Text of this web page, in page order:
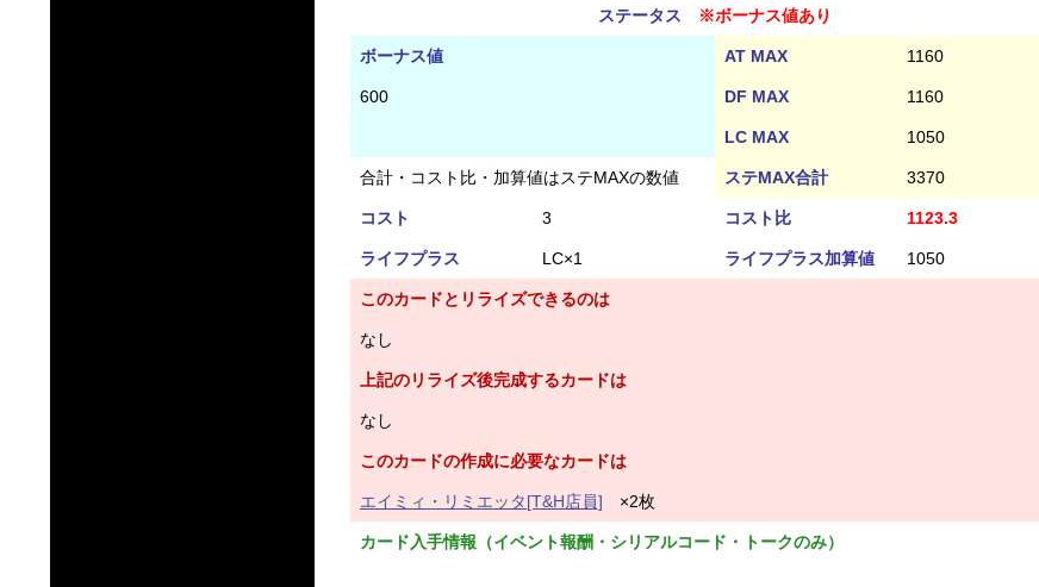
ステータス ※ボーナス値あり
ボーナス値 AT MAX 1160
600 DF MAX 1160
LC MAX 1050
合計・コスト比・加算値はステMAXの数値 ステMAX合計 3370
コスト 3 コスト比 1123.3
ライフプラス LC×1 ライフプラス加算値 1050
このカードとリライズできるのは
なし
上記のリライズ後完成するカードは
なし
このカードの作成に必要なカードは
エイミィ・リミエッタ[T&H店員] ×2枚
カード入手情報（イベント報酬・シリアルコード・トークのみ）